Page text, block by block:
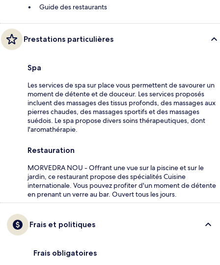
Guide des restaurants
Prestations particulières
Spa
Les services de spa sur place vous permettent de savourer un
moment de détente et de douceur. Les services proposés
incluent des massages des tissus profonds, des massages aux
pierres chaudes, des massages sportifs et des massages
suédois. Le spa propose divers soins thérapeutiques, dont
l'aromathérapie.
Restauration
MORVEDRA NOU - Offrant une vue sur la piscine et sur le
jardin, ce restaurant propose des spécialités Cuisine
internationale. Vous pouvez profiter d'un moment de détente
en prenant un verre au bar. Ouvert tous les jours.
Frais et politiques
Frais obligatoires